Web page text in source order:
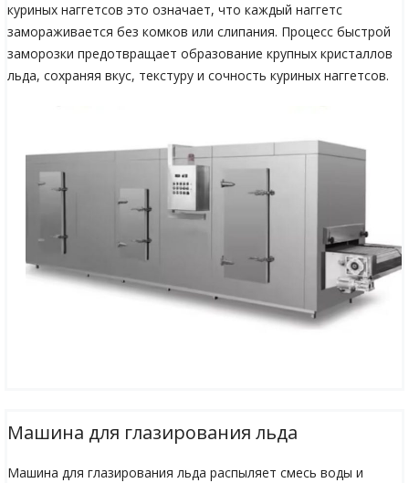
куриных наггетсов это означает, что каждый наггетс
замораживается без комков или слипания. Процесс быстрой
заморозки предотвращает образование крупных кристаллов
льда, сохраняя вкус, текстуру и сочность куриных наггетсов.
Машина для глазирования льда
Машина для глазирования льда распыляет смесь воды и